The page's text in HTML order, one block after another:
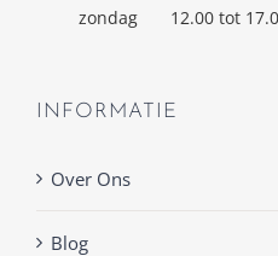
zondag
12.00 tot
INFORMATIE
Over Ons
Blog